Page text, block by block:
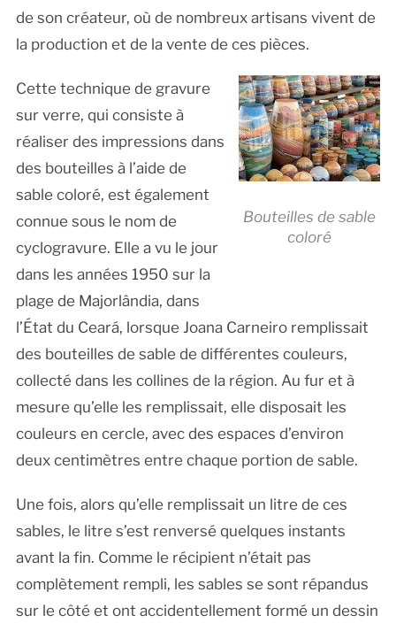
de son créateur, où de nombreux artisans vivent de
la production et de la vente de ces pièces.
Bouteilles de sable
coloré
Cette technique de gravure
sur verre, qui consiste à
réaliser des impressions dans
des bouteilles à l’aide de
sable coloré, est également
connue sous le nom de
cyclogravure. Elle a vu le jour
dans les années 1950 sur la
plage de Majorlândia, dans
l’État du Ceará, lorsque Joana Carneiro remplissait
des bouteilles de sable de différentes couleurs,
collecté dans les collines de la région. Au fur et à
mesure qu’elle les remplissait, elle disposait les
couleurs en cercle, avec des espaces d’environ
deux centimètres entre chaque portion de sable.
Une fois, alors qu’elle remplissait un litre de ces
sables, le litre s’est renversé quelques instants
avant la fin. Comme le récipient n’était pas
complètement rempli, les sables se sont répandus
sur le côté et ont accidentellement formé un dessin